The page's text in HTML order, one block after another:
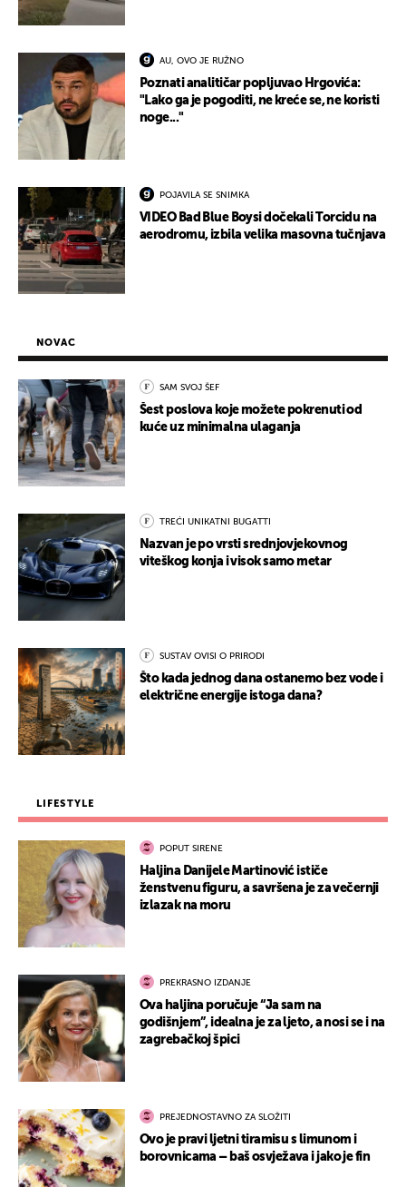
AU, OVO JE RUŽNO
Poznati analitičar popljuvao Hrgovića:
"Lako ga je pogoditi, ne kreće se, ne koristi
noge..."
POJAVILA SE SNIMKA
VIDEO Bad Blue Boysi dočekali Torcidu na
aerodromu, izbila velika masovna tučnjava
NOVAC
SAM SVOJ ŠEF
Šest poslova koje možete pokrenuti od
kuće uz minimalna ulaganja
TREĆI UNIKATNI BUGATTI
Nazvan je po vrsti srednjovjekovnog
viteškog konja i visok samo metar
SUSTAV OVISI O PRIRODI
Što kada jednog dana ostanemo bez vode i
električne energije istoga dana?
LIFESTYLE
POPUT SIRENE
Haljina Danijele Martinović ističe
ženstvenu figuru, a savršena je za večernji
izlazak na moru
PREKRASNO IZDANJE
Ova haljina poručuje “Ja sam na
godišnjem”, idealna je za ljeto, a nosi se i na
zagrebačkoj špici
PREJEDNOSTAVNO ZA SLOŽITI
Ovo je pravi ljetni tiramisu s limunom i
borovnicama – baš osvježava i jako je fin